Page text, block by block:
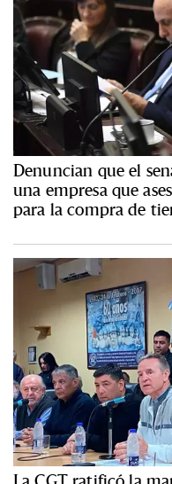
Denuncian que el
una empresa que
para la compra de